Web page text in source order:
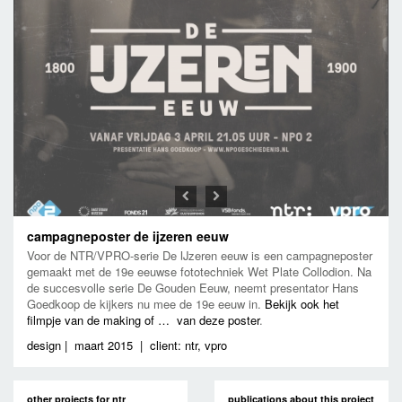
PreviousNext
campagneposter de ijzeren eeuw
Voor de NTR/VPRO-serie De IJzeren eeuw is een campagneposter
gemaakt met de 19e eeuwse fototechniek Wet Plate Collodion. Na
de succesvolle serie De Gouden Eeuw, neemt presentator Hans
Goedkoop de kijkers nu mee de 19e eeuw in.
filmpje van de making of … van deze poster
design
maart 2015 | client: ntr, vpro
other projects for ntr
all disciplines
design
other projects for vpro
publications about this project
the making of … de ijzeren
eeuw, 27 februari 2015